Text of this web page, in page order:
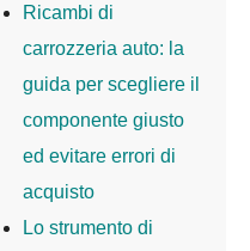
Ricambi di
carrozzeria auto: la
guida per scegliere il
componente giusto
ed evitare errori di
acquisto
Lo strumento di